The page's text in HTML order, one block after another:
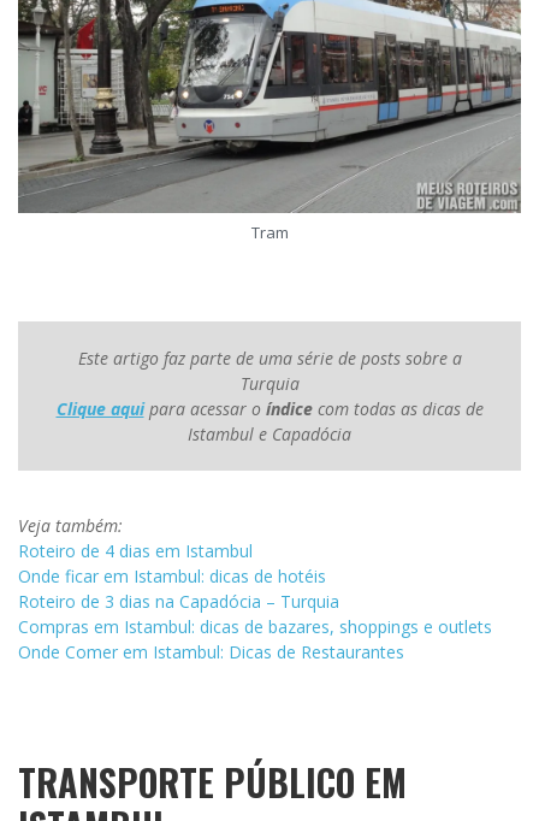
Tram
Este artigo faz parte de uma série de posts sobre a
Turquia
Clique aquipara acessar o índice com todas as dicas de
Istambul e Capadócia
Veja também:
Roteiro de 4 dias em Istambul
Onde ficar em Istambul: dicas de hotéis
Roteiro de 3 dias na Capadócia – Turquia
Compras em Istambul: dicas de bazares, shoppings e outlets
Onde Comer em Istambul: Dicas de Restaurantes
TRANSPORTE PÚBLICO EM